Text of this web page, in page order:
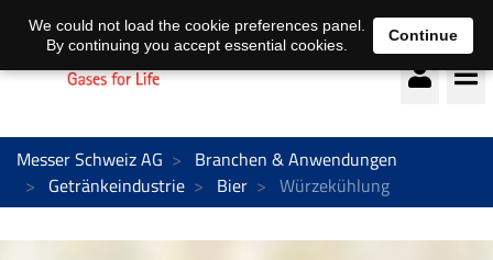
Deutsch français
Messer Schweiz AG
Branchen & Anwendungen
Getränkeindustrie
Bier Würzekühlung
We could not load the cookie preferences panel.
By continuing you accept essential cookies.
Continue